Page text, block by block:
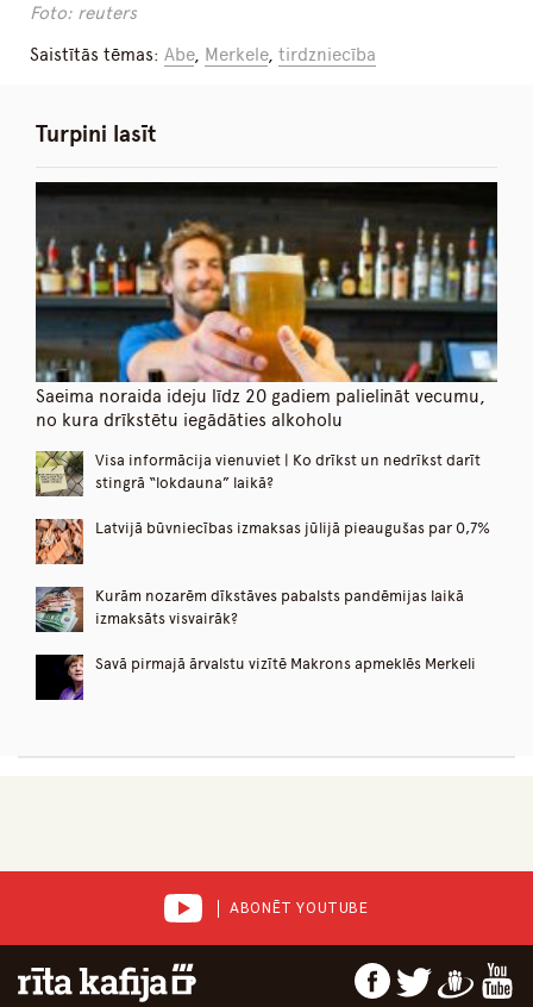
Foto: reuters
Saistītās tēmas:Abe, Merkele,tirdzniecība
Turpini lasīt
Saeima noraida ideju līdz 20 gadiem palielināt vecumu,
no kura drīkstētu iegādāties alkoholu
Visa informācija vienuviet | Ko drīkst un nedrīkst darīt
stingrā “lokdauna” laikā?
Latvijā būvniecības izmaksas jūlijā pieaugušas par 0,7%
Kurām nozarēm dīkstāves pabalsts pandēmijas laikā
izmaksāts visvairāk?
Savā pirmajā ārvalstu vizītē Makrons apmeklēs Merkeli
ABONĒT YOUTUBE